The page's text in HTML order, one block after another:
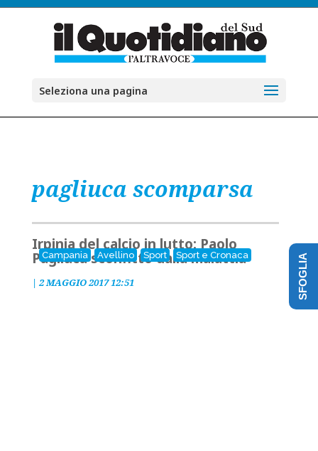
Seleziona una pagina
pagliuca scomparsa
Campania Avellino Sport Sport e Cronaca
Irpinia del calcio in lutto: Paolo
Pagliuca sconfitto dalla malattia
| 2 MAGGIO 2017 12:51 SFOGLIA